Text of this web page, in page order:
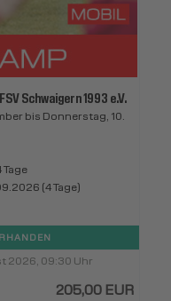
Schwaigern 1993 e.V.
bis Donnerstag, 10.
(4 Tage)
2026, 09:30 Uhr
205,00 EUR